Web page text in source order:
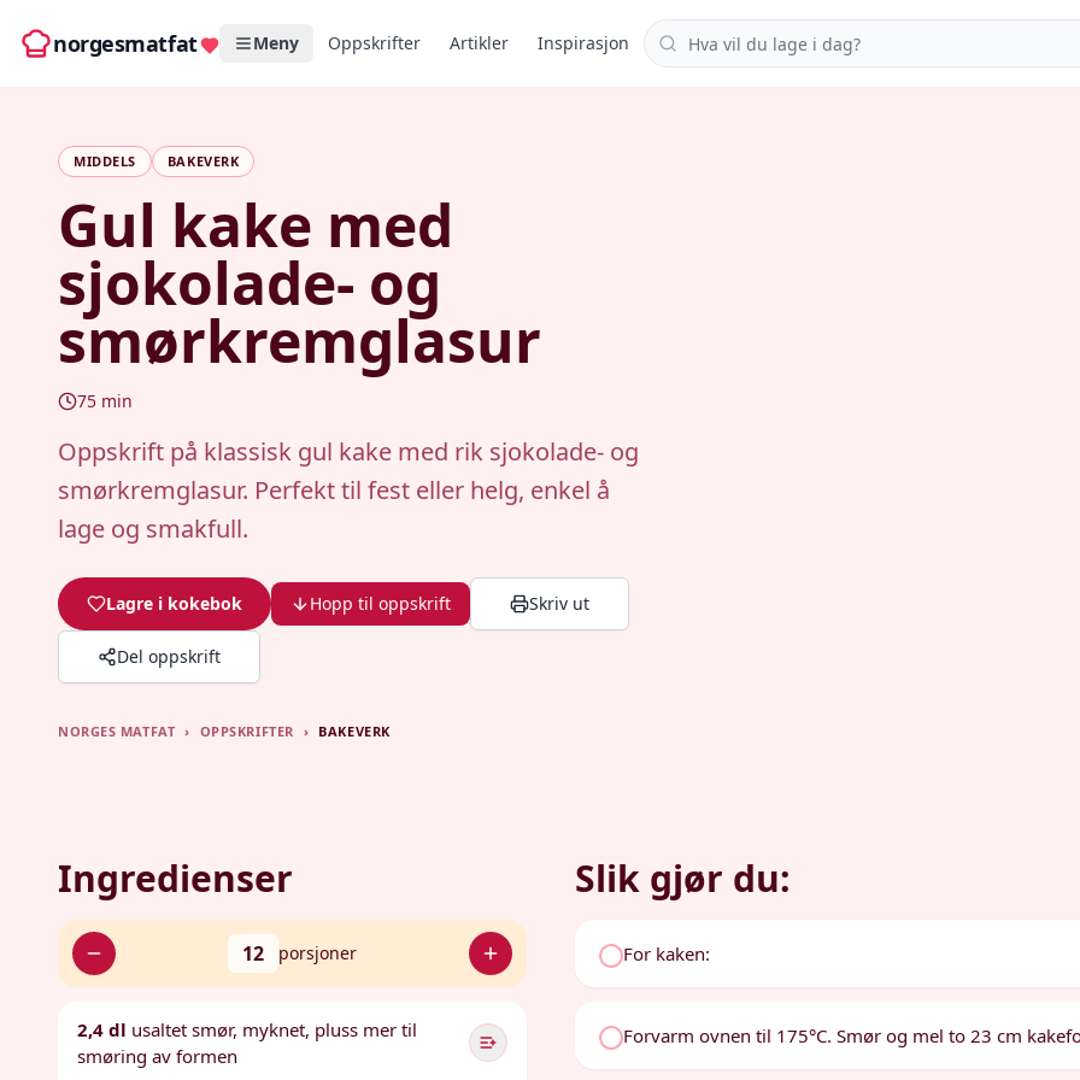
norgesmatfat Meny Oppskrifter Artikler Inspirasjon Søk i oppskrifter
MIDDELS BAKEVERK
Gul kake med
sjokolade- og
smørkremglasur
75 min
Oppskrift på klassisk gul kake med rik sjokolade- og
smørkremglasur. Perfekt til fest eller helg, enkel å
lage og smakfull.
Lagre i kokebok Hopp til oppskrift Skriv ut
Del oppskrift
NORGES MATFAT › OPPSKRIFTER › BAKEVERK
Ingredienser
12 porsjoner
2,4 dl usaltet smør, myknet, pluss mer til
smøring av formen
Slik gjør du:
For kaken:
Forvarm ovnen til 175°C. Smør og mel to 23 cm